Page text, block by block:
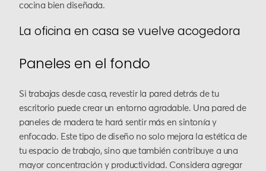
cocina bien diseñada.
La oficina en casa se vuelve acogedora
Paneles en el fondo
Si trabajas desde casa, revestir la pared detrás de tu
escritorio puede crear un entorno agradable. Una pared de
paneles de madera te hará sentir más en sintonía y
enfocado. Este tipo de diseño no solo mejora la estética de
tu espacio de trabajo, sino que también contribuye a una
mayor concentración y productividad. Considera agregar